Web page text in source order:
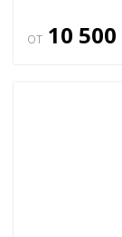
от 10 500